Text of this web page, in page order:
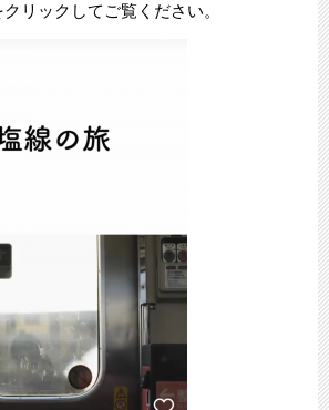
リックしてご覧ください。